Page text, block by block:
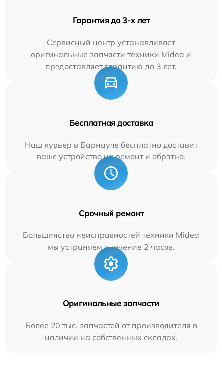
Гарантия до 3-х лет
Сервисный центр устанавливает
оригинальные запчасти техники Midea и
предоставляет гарантию до 3 лет.
Бесплатная доставка
Наш курьер в Барнауле бесплатно доставит
ваше устройство на ремонт и обратно.
Срочный ремонт
Большинство неисправностей техники Midea
мы устраняем в течение 2 часов.
Оригинальные запчасти
Более 20 тыс. запчастей от производителя в
наличии на собственных складах.